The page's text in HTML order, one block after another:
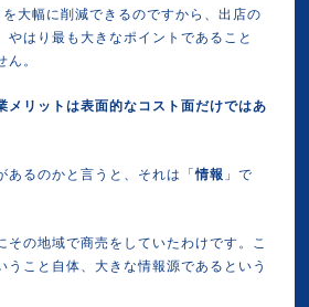
大幅に削減できるのですから、出店の
やはり最も大きなポイントであること
ん。
メリットは表面的なコスト面だけではあ
あるのかと言うと、それは「情報 」で
その地域で商売をしていたわけです。こ
うこと自体、大きな情報源であるという